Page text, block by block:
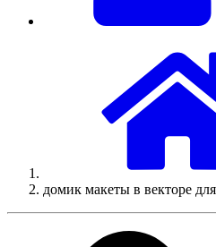
домик макеты в векторе